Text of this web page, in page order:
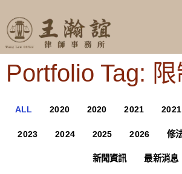
Portfolio Tag:
ALL 2020 2020 2021 2021
2023 2024 2025 2026 修
新聞資訊 最新消息